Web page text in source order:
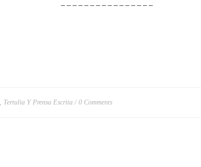
– – – – – – – – – – – – – – – –
Tertulia Y Prensa Escrita 0 Comments